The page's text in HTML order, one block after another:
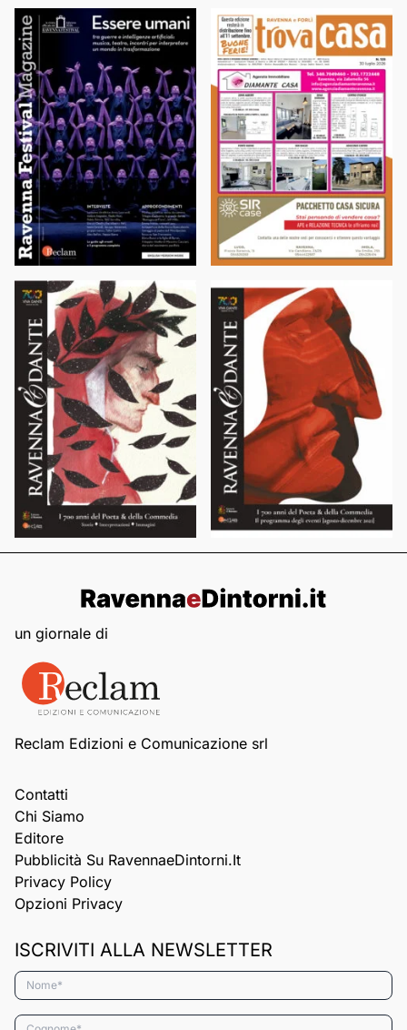
un giornale di
Reclam Edizioni e Comunicazione srl
Contatti
Chi Siamo
Editore
Pubblicità Su RavennaeDintorni.it
Privacy Policy
Opzioni Privacy
ISCRIVITI ALLA NEWSLETTER
Nome*
Cognome*